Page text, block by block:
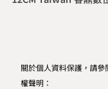
關於個人資料保護，請
權聲明：